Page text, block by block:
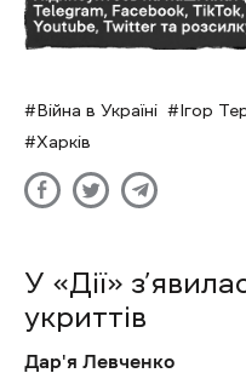
Війна в Україні Ігор
Харків
У «Дії»
укриттів
Дар'я Левченко